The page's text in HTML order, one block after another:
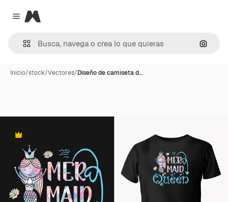
Close menu
Magnific
Inicio/stock/Vectores/Diseño de camiseta d…
Premium